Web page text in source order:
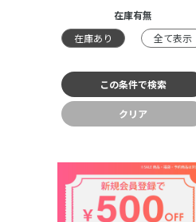
在庫有無
在庫あり
全て表示
クリア